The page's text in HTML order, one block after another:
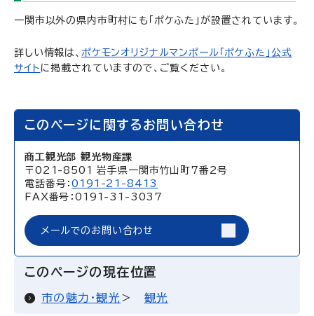
一関市以外の県内市町村にも「ポケふた」が設置されています。
詳しい情報は、 ポケモンオリジナルマンポール「ポケふた」公式
サイト に掲載されていますので、ご覧ください。
このページに関するお問い合わせ
商工観光部 観光物産課
〒021-8501 岩手県一関市竹山町7番2号
電話番号：0191-21-8413
FAX番号：0191-31-3037
メールでのお問い合わせ
このページの現在位置
市の魅力・観光 観光